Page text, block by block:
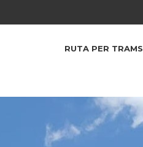
RUTA PER TRAMS